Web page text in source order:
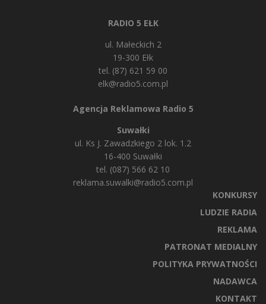
RADIO 5 EŁK
ul. Małeckich 2
19-300 Ełk
tel. (87) 621 59 00
elk@radio5.com.pl
Agencja Reklamowa Radio 5
Suwałki
ul. Ks J. Zawadzkiego 2 lok. 1.2
16-400 Suwałki
tel. (087) 566 62 10
reklama.suwalki@radio5.com.pl
KONKURSY
LUDZIE RADIA
REKLAMA
PATRONAT MEDIALNY
POLITYKA PRYWATNOŚCI
NADAWCA
KONTAKT